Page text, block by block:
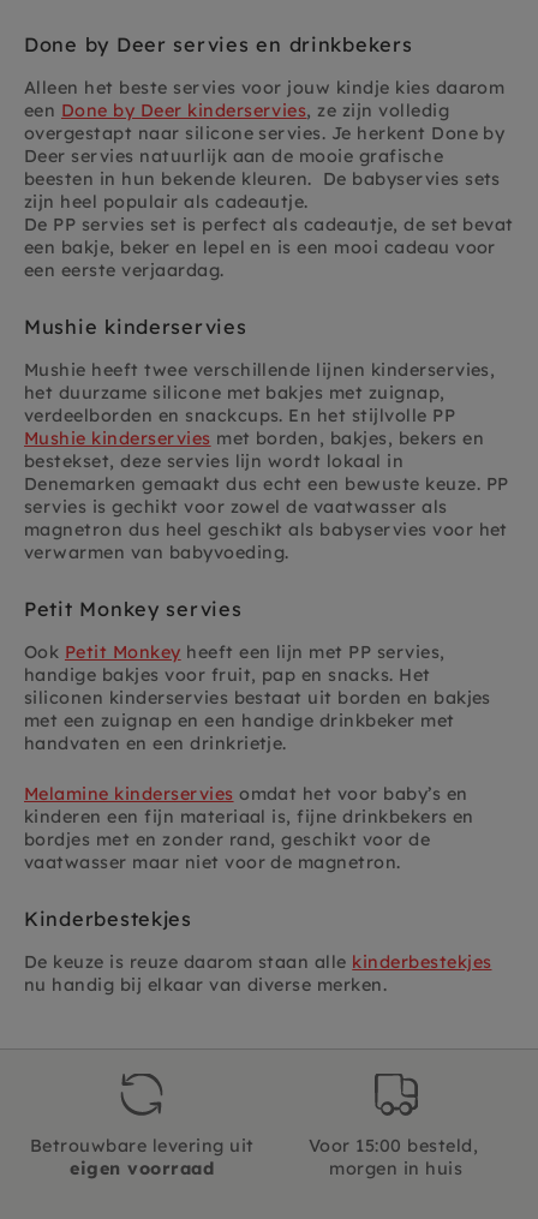
Done by Deer servies en drinkbekers
Alleen het beste servies voor jouw kindje kies daarom
een Done by Deer kinderservies, ze zijn volledig
overgestapt naar silicone servies. Je herkent Done by
Deer servies natuurlijk aan de mooie grafische
beesten in hun bekende kleuren. De babyservies sets
zijn heel populair als cadeautje.
De PP servies set is perfect als cadeautje, de set bevat
een bakje, beker en lepel en is een mooi cadeau voor
een eerste verjaardag.
Mushie kinderservies
Mushie heeft twee verschillende lijnen kinderservies,
het duurzame silicone met bakjes met zuignap,
verdeelborden en snackcups. En het stijlvolle PP
Mushie kinderservies met borden, bakjes, bekers en
bestekset, deze servies lijn wordt lokaal in
Denemarken gemaakt dus echt een bewuste keuze. PP
servies is gechikt voor zowel de vaatwasser als
magnetron dus heel geschikt als babyservies voor het
verwarmen van babyvoeding.
Petit Monkey servies
Ook Petit Monkey heeft een lijn met PP servies,
handige bakjes voor fruit, pap en snacks. Het
siliconen kinderservies bestaat uit borden en bakjes
met een zuignap en een handige drinkbeker met
handvaten en een drinkrietje.
Melamine kinderservies omdat het voor baby’s en
kinderen een fijn materiaal is, fijne drinkbekers en
bordjes met en zonder rand, geschikt voor de
vaatwasser maar niet voor de magnetron.
Kinderbestekjes
De keuze is reuze daarom staan alle kinderbestekjes
nu handig bij elkaar van diverse merken.
Betrouwbare levering uit
eigen voorraad
Voor 15:00 besteld,
morgen in huis